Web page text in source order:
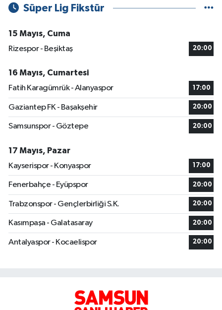
Süper Lig Fikstür
15 Mayıs, Cuma
Rizespor - Beşiktaş
20:00
16 Mayıs, Cumartesi
Fatih Karagümrük - Alanyaspor
17:00
Gaziantep FK - Başakşehir 20:00
Samsunspor - Göztepe 20:00
17 Mayıs, Pazar
Kayserispor - Konyaspor
17:00
Fenerbahçe - Eyüpspor 20:00
Trabzonspor - Gençlerbirliği S.K. 20:00
Kasımpaşa - Galatasaray 20:00
Antalyaspor - Kocaelispor 20:00